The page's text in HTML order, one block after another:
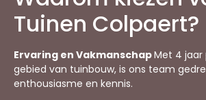
Tuinen Colpaert?
Ervaring en VakmanschapMet 4 jaar
gebied van tuinbouw, is ons team
enthousiasme en kennis.